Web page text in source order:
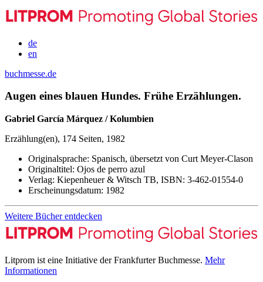
de
en
buchmesse.de
Augen eines blauen Hundes. Frühe Erzählungen.
Gabriel García Márquez / Kolumbien
Erzählung(en), 174 Seiten, 1982
Originalsprache: Spanisch, übersetzt von Curt Meyer-Clason
Originaltitel: Ojos de perro azul
Verlag: Kiepenheuer & Witsch TB, ISBN: 3-462-01554-0
Erscheinungsdatum: 1982
Weitere Bücher entdecken
Litprom ist eine Initiative der Frankfurter Buchmesse. Mehr
Informationen